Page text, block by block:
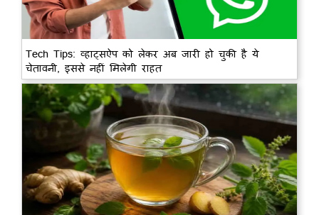
Tech Tips: व्हाट्सऐप को लेकर अब जारी हो चुकी है ये
चेतावनी, इससे नहीं मिलेगी राहत